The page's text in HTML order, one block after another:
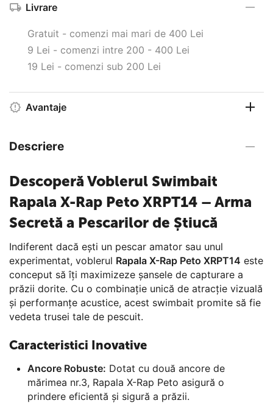
Livrare
Gratuit - comenzi mai mari de 400 Lei
9 Lei - comenzi intre 200 - 400 Lei
19 Lei - comenzi sub 200 Lei
Avantaje
Descriere
Descoperă Voblerul Swimbait
Rapala X-Rap Peto XRPT14 – Arma
Secretă a Pescarilor de Știucă
Indiferent dacă ești un pescar amator sau unul
experimentat, voblerul Rapala X-Rap Peto XRPT14 este
conceput să îți maximizeze șansele de capturare a
prăzii dorite. Cu o combinație unică de atracție vizuală
și performanțe acustice, acest swimbait promite să fie
vedeta trusei tale de pescuit.
Caracteristici Inovative
Ancore Robuste: Dotat cu două ancore de
mărimea nr.3, Rapala X-Rap Peto asigură o
prindere eficientă și sigură a prăzii.